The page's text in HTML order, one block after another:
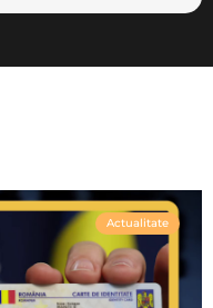
Actualitate